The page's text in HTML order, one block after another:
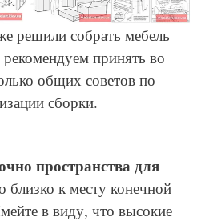
решили собрать мебель
рекомендуем принять во
общих советов по
сборки.
пространства для
близко к месту конечной
в виду, что высокие